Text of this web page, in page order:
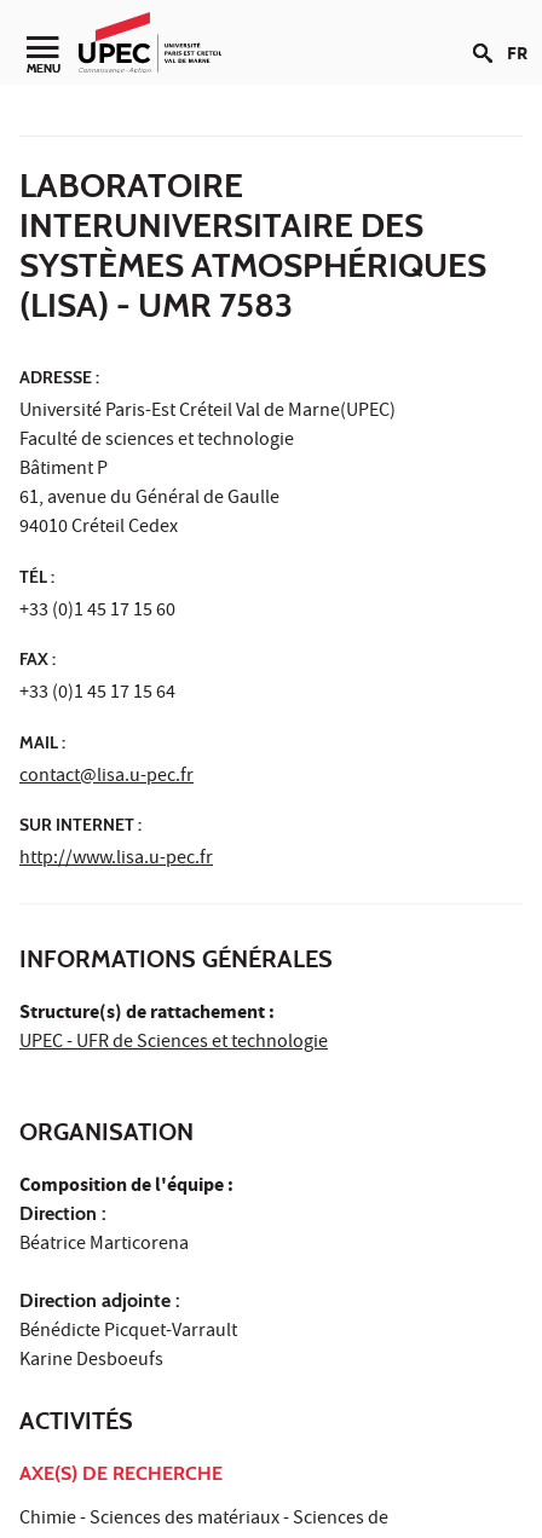
Aller au contenu
Navigation secondaire
MENU FR
LABORATOIRE
INTERUNIVERSITAIRE DES
SYSTÈMES ATMOSPHÉRIQUES
(LISA) - UMR 7583
ADRESSE :
Université Paris-Est Créteil Val de Marne(UPEC)
Faculté de sciences et technologie
Bâtiment P
61, avenue du Général de Gaulle
94010 Créteil Cedex
TÉL :
+33 (0)1 45 17 15 60
FAX :
+33 (0)1 45 17 15 64
MAIL :
contact@lisa.u-pec.fr
SUR INTERNET :
http://www.lisa.u-pec.fr
INFORMATIONS GÉNÉRALES
Structure(s) de rattachement :
UPEC - UFR de Sciences et technologie
ORGANISATION
Composition de l'équipe :
Direction :
Béatrice Marticorena
Direction adjointe :
Bénédicte Picquet-Varrault
Karine Desboeufs
ACTIVITÉS
AXE(S) DE RECHERCHE
Chimie - Sciences des matériaux - Sciences de